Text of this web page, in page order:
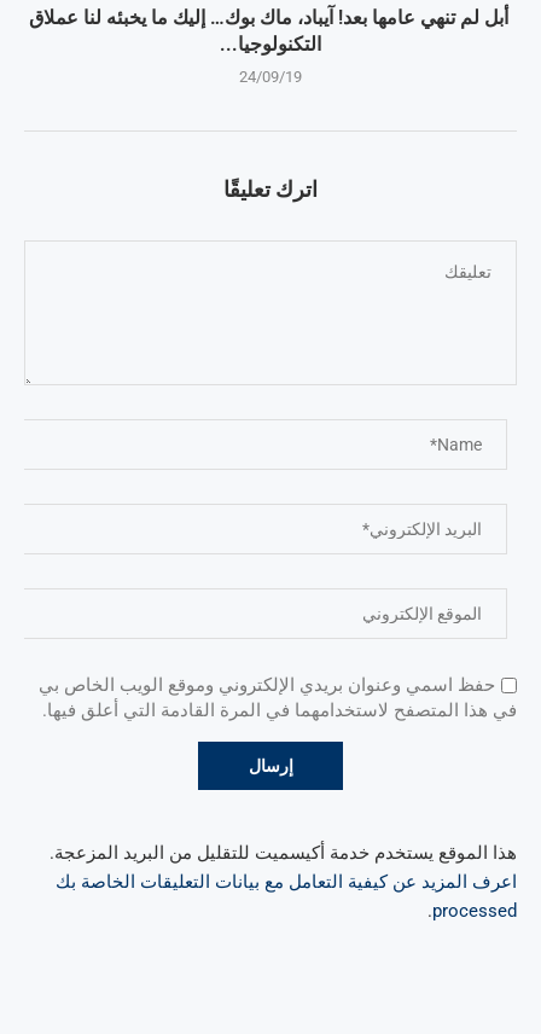
أبل لم تنهي عامها بعد! آيباد، ماك بوك… إليك ما يخبئه لنا عملاق
التكنولوجيا...
24/09/19
اترك تعليقًا
حفظ اسمي وعنوان بريدي الإلكتروني وموقع الويب الخاص بي
في هذا المتصفح لاستخدامهما في المرة القادمة التي أعلق فيها.
هذا الموقع يستخدم خدمة أكيسميت للتقليل من البريد المزعجة.
اعرف المزيد عن كيفية التعامل مع بيانات التعليقات الخاصة بك
processed
.